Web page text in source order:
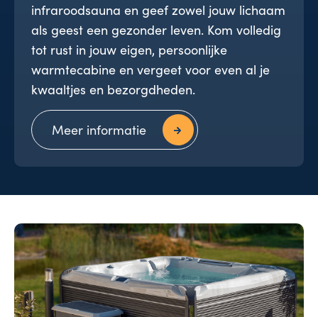
infraroodsauna en geef zowel jouw lichaam
als geest een gezonder leven. Kom volledig
tot rust in jouw eigen, persoonlijke
warmtecabine en vergeet voor even al je
kwaaltjes en bezorgdheden.
Meer informatie